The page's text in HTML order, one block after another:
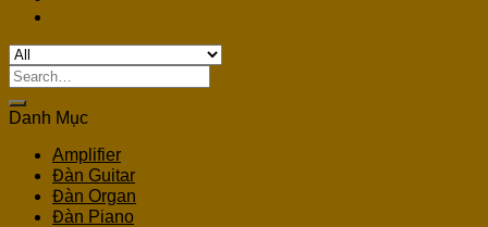
Search
for:
Danh Mục
Amplifier
Đàn Guitar
Đàn Organ
Đàn Piano